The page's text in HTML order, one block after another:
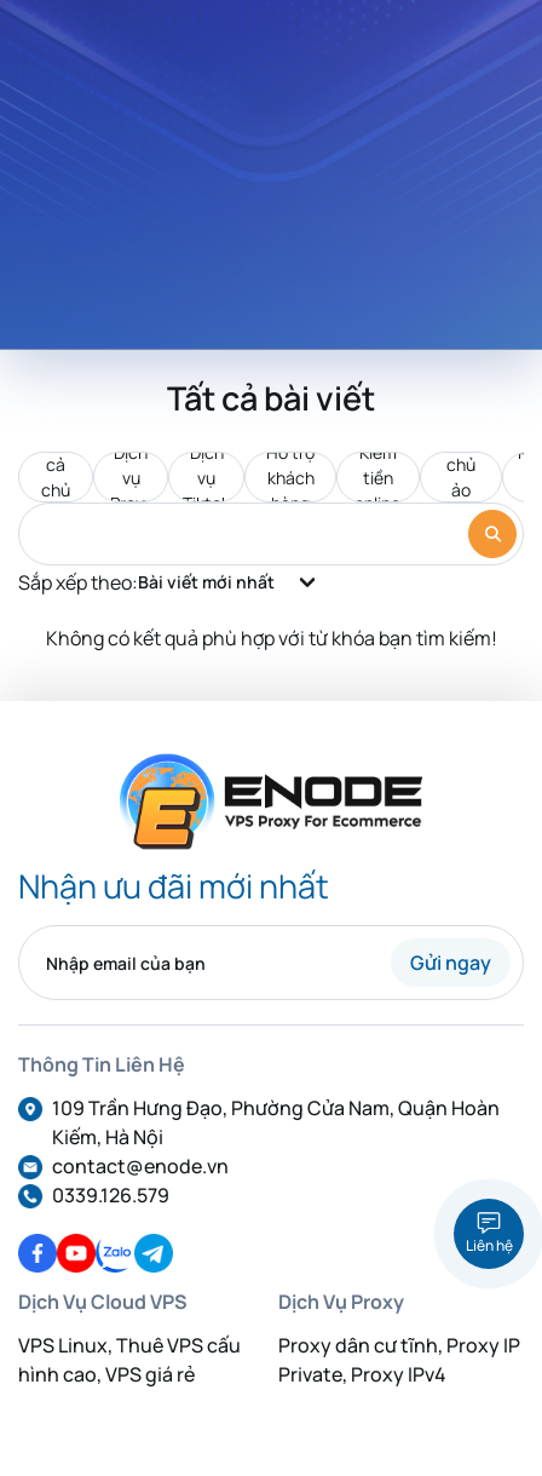
Tất cả bài viết
cả
chủ
Dịch
vụ
Proxy
Dịch
vụ
Tiktok
Hỗ trợ
khách
hàng
Kiếm
tiền
online
chủ
ảo
VPS
Sắp xếp theo:Bài viết mới nhất
Không có kết quả phù hợp với từ khóa bạn tìm kiếm!
Nhận ưu đãi mới nhất
Gửi ngay
Thông Tin Liên Hệ
109 Trần Hưng Đạo, Phường Cửa Nam, Quận Hoàn
Kiếm, Hà Nội
contact@enode.vn
0339.126.579
Dịch Vụ Cloud VPS
VPS Linux, Thuê VPS cấu
hình cao, VPS giá rẻ
Dịch Vụ Proxy
Proxy dân cư tĩnh, Proxy IP
Private, Proxy IPv4
Liên hệ